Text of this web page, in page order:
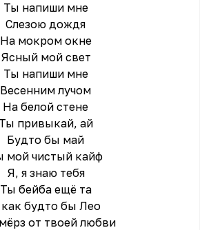
Ты напиши мне
Слезою дождя
На мокром окне
Ясный мой свет
Ты напиши мне
Весенним лучом
На белой стене
Ты привыкай, ай
Будто бы май
мой чистый кайф
Я, я знаю тебя
Ты бейба ещё та
будто бы Лео
от твоей любви